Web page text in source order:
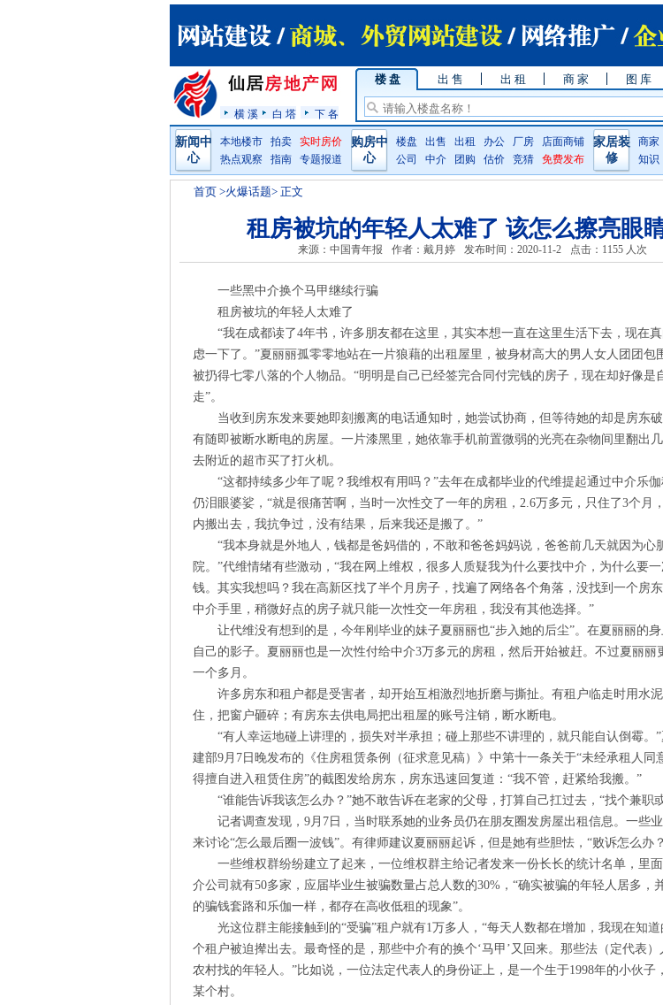
横 溪 白 塔 下 各
楼 盘 出 售 出 租 商 家 图 库
新闻中
心
本地楼市 拍卖
实时房价
热点观察
指南 专题报道
购房中
心
楼盘 出售 出租 办公 厂房
店面商铺
公司
中介 团购 估价 竞猜 免费发布
家居装
修
商家
知识
首页 >火爆话题> 正文
租房被坑的年轻人太难了 该怎么擦亮眼
来源：中国青年报 作者：戴月婷 发布时间：2020-11-2 点击： 1155 人次
一些黑中介换个马甲继续行骗
租房被坑的年轻人太难了
“我在成都读了4年书，许多朋友都在这里，其实本想一直在这里生活下去，现在
虑一下了。”夏丽丽孤零零地站在一片狼藉的出租屋里，被身材高大的男人女人团团包
被扔得七零八落的个人物品。“明明是自己已经签完合同付完钱的房子，现在却好像是
走”。
当收到房东发来要她即刻搬离的电话通知时，她尝试协商，但等待她的却是房东
有随即被断水断电的房屋。一片漆黑里，她依靠手机前置微弱的光亮在杂物间里翻出
去附近的超市买了打火机。
“这都持续多少年了呢？我维权有用吗？”去年在成都毕业的代维提起通过中介乐
仍泪眼婆娑，“就是很痛苦啊，当时一次性交了一年的房租，2.6万多元，只住了3个月
内搬出去，我抗争过，没有结果，后来我还是搬了。”
“我本身就是外地人，钱都是爸妈借的，不敢和爸爸妈妈说，爸爸前几天就因为心
院。”代维情绪有些激动，“我在网上维权，很多人质疑我为什么要找中介，为什么要
钱。其实我想吗？我在高新区找了半个月房子，找遍了网络各个角落，没找到一个房
中介手里，稍微好点的房子就只能一次性交一年房租，我没有其他选择。”
让代维没有想到的是，今年刚毕业的妹子夏丽丽也“步入她的后尘”。在夏丽丽的身
自己的影子。夏丽丽也是一次性付给中介3万多元的房租，然后开始被赶。不过夏丽丽
一个多月。
许多房东和租户都是受害者，却开始互相激烈地折磨与撕扯。有租户临走时用水
住，把窗户砸碎；有房东去供电局把出租屋的账号注销，断水断电。
“有人幸运地碰上讲理的，损失对半承担；碰上那些不讲理的，就只能自认倒霉。
建部9月7日晚发布的《住房租赁条例（征求意见稿）》中第十一条关于“未经承租人同
得擅自进入租赁住房”的截图发给房东，房东迅速回复道：“我不管，赶紧给我搬。”
“谁能告诉我该怎么办？”她不敢告诉在老家的父母，打算自己扛过去，“找个兼职
记者调查发现，9月7日，当时联系她的业务员仍在朋友圈发房屋出租信息。一些
来讨论“怎么最后圈一波钱”。有律师建议夏丽丽起诉，但是她有些胆怯，“败诉怎么办
一些维权群纷纷建立了起来，一位维权群主给记者发来一份长长的统计名单，里
介公司就有50多家，应届毕业生被骗数量占总人数的30%，“确实被骗的年轻人居多，
的骗钱套路和乐伽一样，都存在高收低租的现象”。
光这位群主能接触到的“受骗”租户就有1万多人，“每天人数都在增加，我现在知
个租户被迫撵出去。最奇怪的是，那些中介有的换个‘马甲’又回来。那些法（定代表
农村找的年轻人。”比如说，一位法定代表人的身份证上，是一个生于1998年的小伙子
某个村。